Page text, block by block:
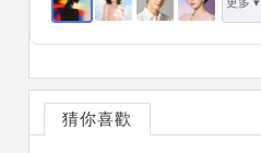
猜你喜歡